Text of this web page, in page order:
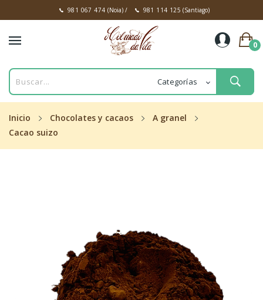
981 067 474 (Noia)/ 981 114 125 (Santiago)
0
Inicio Chocolates y cacaos
A granel
Cacao suizo